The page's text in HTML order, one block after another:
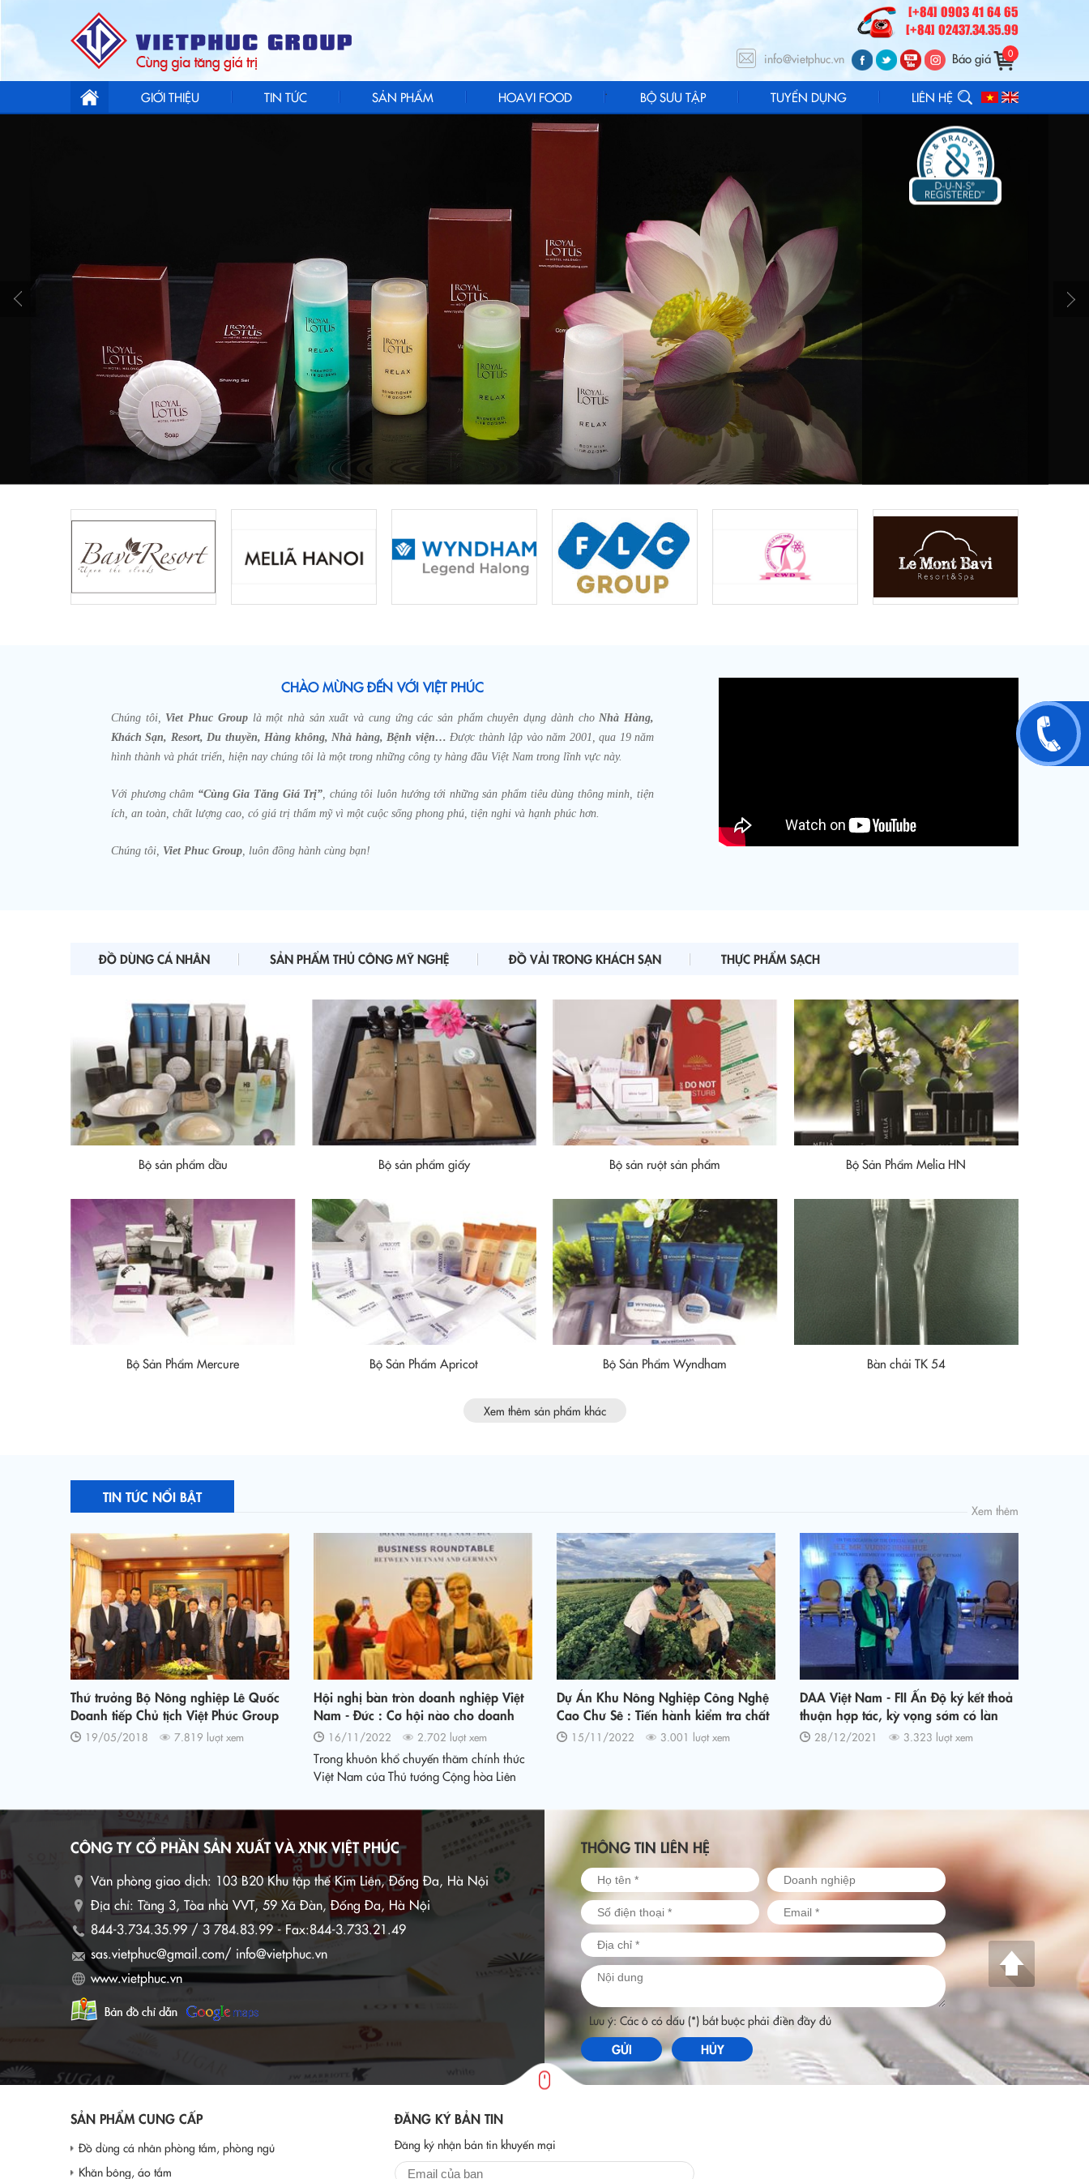
[+84] 0903 41 64 65
[+84] 02437.34.35.99
info@vietphuc.vn Báo giá 0
GIỚI THIỆU TIN TỨC SẢN PHẨM HOAVI FOOD . BỘ SƯU TẬP TUYỂN DỤNG LIÊN HỆ
CHÀO MỪNG ĐẾN VỚI VIỆT PHÚC
Chúng tôi, Viet Phuc Grouplà một nhà sản xuất và cung ứng các sản phẩm chuyên dụng dành choNhà Hàng,
Khách Sạn, Resort, Du thuyền, Hàng không, Nhà hàng, Bệnh viện… Được thành lập vào năm 2001, qua 19 năm
hình thành và phát triển, hiện nay chúng tôi là một trong những công ty hàng đầu Việt Nam trong lĩnh vực này.
Với phương châm “Cùng Gia Tăng Giá Trị” , chúng tôi luôn hướng tới những sản phẩm tiêu dùng thông minh, tiện
ích, an toàn, chất lượng cao, có giá trị thẩm mỹ vì một cuộc sống phong phú, tiện nghi và hạnh phúc hơn.
Chúng tôi, Viet Phuc Group , luôn đồng hành cùng bạn!
ĐỒ DÙNG CÁ NHÂN SẢN PHẨM THỦ CÔNG MỸ NGHỆ ĐỒ VẢI TRONG KHÁCH SẠN THỰC PHẨM SẠCH
Bộ sản phẩm dầu Bộ sản phẩm giấy Bộ sản ruột sản phẩm Bộ Sản Phẩm Melia HN
Bộ Sản Phẩm Mercure Bộ Sản Phẩm Apricot Bộ Sản Phẩm Wyndham Bàn chải TK 54
Xem thêm sản phẩm khác
TIN TỨC NỔI BẬT
Xem thêm
Thứ trưởng Bộ Nông nghiệp Lê Quốc
Doanh tiếp Chủ tịch Việt Phúc Group
và Tập đoàn Công nghệ, năng lượng
19/05/2018 7.819 lượt xem
Hội nghị bàn tròn doanh nghiệp Việt
Nam - Đức : Cơ hội nào cho doanh
nghiệp Việt đứng trước suy thoái kinh
tế toàn cầu?
16/11/2022 2.702 lượt xem
Trong khuôn khổ chuyến thăm chính thức
Việt Nam của Thủ tướng Cộng hòa Liên
nghị bàn tròn doanh nghiệp Việt Nam -
Đức đã diễn ra dưới sự chủ trì của Thủ
tướng Chính phủ Phạm Minh Chính và Thủ
tướng Đức Olaf Scholz. Việt Phúc Group
tham gia với vai trò tiên phong trong lĩnh
vực nông nghiệp công nghệ cao, tìm kiếm
cơ hội hợp tác với các doanh nghiệp Đức.
Dự Án Khu Nông Nghiệp Công Nghệ
Cao Chư Sê : Tiến hành kiểm tra chất
lượng mã vùng trồng khoai lang
15/11/2022 3.001 lượt xem
DAA Việt Nam - FII Ấn Độ ký kết thoả
thuận hợp tác, kỳ vọng sớm có làn
sóng đầu tư mới
28/12/2021 3.323 lượt xem
CÔNG TY CỔ PHẦN SẢN XUẤT VÀ XNK VIỆT PHÚC
Văn phòng giao dịch: 103 B20 Khu tập thể Kim Liên, Đống Đa, Hà Nội
Địa chỉ: Tầng 3, Tòa nhà VVT, 59 Xã Đàn, Đống Đa, Hà Nội
844-3.734.35.99 / 3 784.83.99 - Fax:844-3.733.21.49
sas.vietphuc@gmail.com/ info@vietphuc.vn
www.vietphuc.vn
THÔNG TIN LIÊN HỆ
Lưu ý: Các ô có dấu (*) bắt buộc phải điền đầy đủ
GỬI HỦY
SẢN PHẨM CUNG CẤP
Đồ dùng cá nhân phòng tắm, phòng ngủ
Khăn bông, áo tắm
ĐĂNG KÝ BẢN TIN
Đăng ký nhận bản tin khuyến mại